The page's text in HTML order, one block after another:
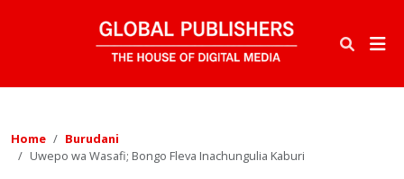
Home
Burudani
Uwepo wa Wasafi; Bongo Fleva Inachungulia Kaburi